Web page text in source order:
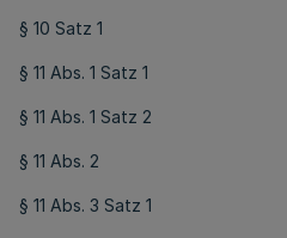
§ 10 Satz 1
§ 11 Abs. 1 Satz 1
§ 11 Abs. 1 Satz 2
§ 11 Abs. 2
§ 11 Abs. 3 Satz 1